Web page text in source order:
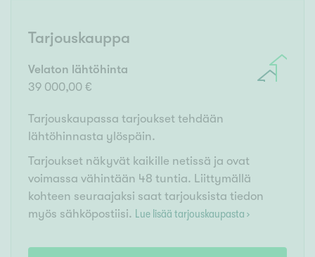
Tarjouskauppa
Velaton lähtöhinta
39 000,00 €
Tarjouskaupassa tarjoukset tehdään
lähtöhinnasta ylöspäin.
Tarjoukset näkyvät kaikille netissä ja ovat
voimassa vähintään 48 tuntia. Liittymällä
kohteen seuraajaksi saat tarjouksista tiedon
myös sähköpostiisi. Lue lisää tarjouskaupasta ›